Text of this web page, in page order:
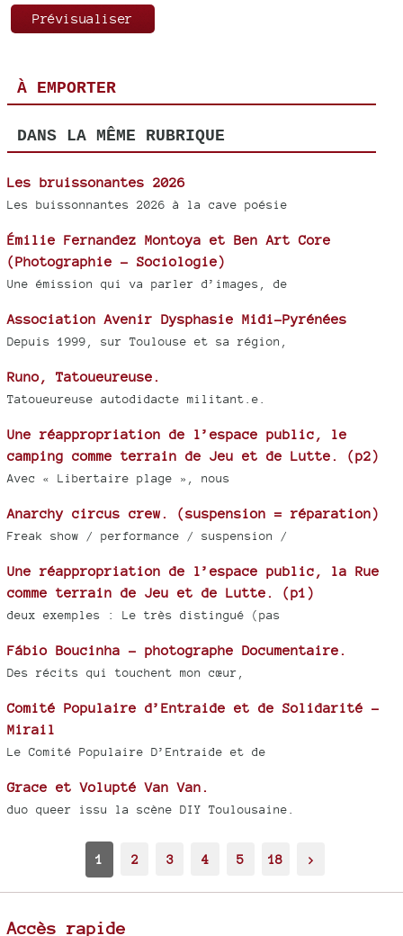
À EMPORTER
DANS LA MÊME RUBRIQUE
Les bruissonantes 2026
Les buissonnantes 2026 à la cave poésie
Émilie Fernandez Montoya et Ben Art Core
(Photographie - Sociologie)
Une émission qui va parler d’images, de
Association Avenir Dysphasie Midi-Pyrénées
Depuis 1999, sur Toulouse et sa région,
Runo, Tatoueureuse.
Tatoueureuse autodidacte militant.e.
Une réappropriation de l’espace public, le
camping comme terrain de Jeu et de Lutte. (p2)
Avec « Libertaire plage », nous
Anarchy circus crew. (suspension = réparation)
Freak show / performance / suspension /
Une réappropriation de l’espace public, la Rue
comme terrain de Jeu et de Lutte. (p1)
deux exemples : Le très distingué (pas
Fábio Boucinha - photographe Documentaire.
Des récits qui touchent mon cœur,
Comité Populaire d’Entraide et de Solidarité -
Mirail
Le Comité Populaire D’Entraide et de
Grace et Volupté Van Van.
duo queer issu la scène DIY Toulousaine.
1 2 3 4 5 18 >
Accès rapide